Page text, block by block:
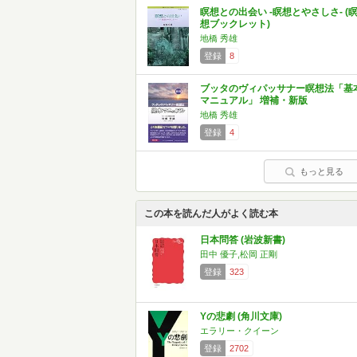
瞑想との出会い -瞑想とやさしさ- (瞑
想ブックレット)
地橋 秀雄
登録
8
ブッタのヴィパッサナー瞑想法「基
マニュアル」 増補・新版
地橋 秀雄
登録
4
もっと見る
この本を読んだ人がよく読む本
日本問答 (岩波新書)
田中 優子,松岡 正剛
登録
323
Yの悲劇 (角川文庫)
エラリー・クイーン
登録
2702